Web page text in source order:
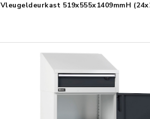
Vleugeldeurkast 519x555x1409mmH